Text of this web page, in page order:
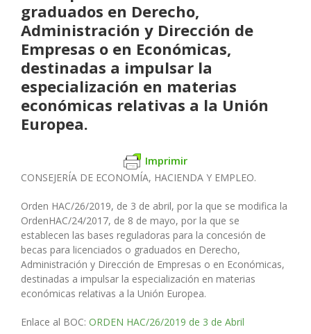
graduados en Derecho,
Administración y Dirección de
Empresas o en Económicas,
destinadas a impulsar la
especialización en materias
económicas relativas a la Unión
Europea.
Imprimir
CONSEJERÍA DE ECONOMÍA, HACIENDA Y EMPLEO.
Orden HAC/26/2019, de 3 de abril, por la que se modifica la
OrdenHAC/24/2017, de 8 de mayo, por la que se
establecen las bases reguladoras para la concesión de
becas para licenciados o graduados en Derecho,
Administración y Dirección de Empresas o en Económicas,
destinadas a impulsar la especialización en materias
económicas relativas a la Unión Europea.
Enlace al BOC: ORDEN HAC/26/2019 de 3 de Abril